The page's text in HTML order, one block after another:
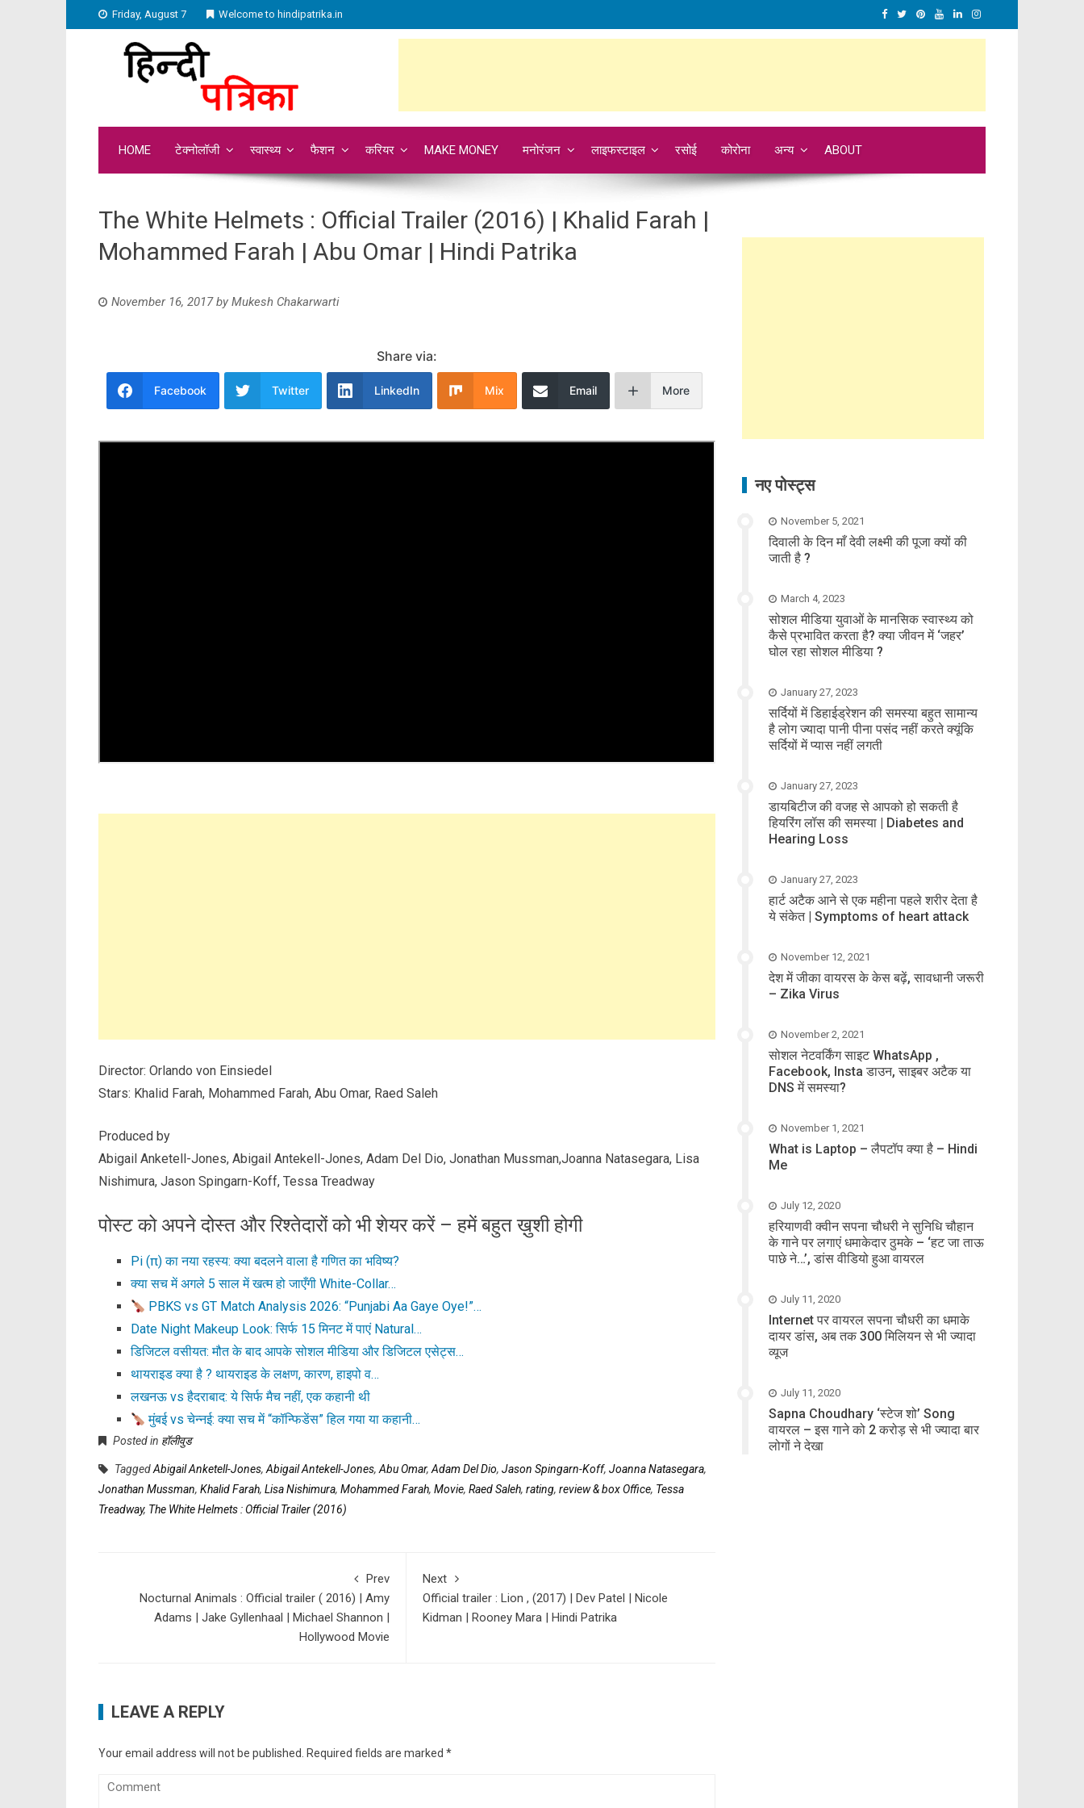
Friday, August 7 Welcome to hindipatrika.in
HOME टेक्नोलॉजी स्वास्थ्य फैशन करियर MAKE MONEY मनोरंजन लाइफस्टाइल रसोई कोरोना अन्य ABOUT
The White Helmets : Official Trailer (2016) | Khalid Farah |
Mohammed Farah | Abu Omar | Hindi Patrika
November 16, 2017by Mukesh Chakarwarti
Share via:
Facebook Twitter LinkedIn Mix Email More
Director: Orlando von Einsiedel
Stars: Khalid Farah, Mohammed Farah, Abu Omar, Raed Saleh
Produced by
Abigail Anketell-Jones, Abigail Antekell-Jones, Adam Del Dio, Jonathan Mussman,Joanna Natasegara, Lisa
Nishimura, Jason Spingarn-Koff, Tessa Treadway
पोस्ट को अपने दोस्त और रिश्तेदारों को भी शेयर करें – हमें बहुत ख़ुशी होगी
Pi (π) का नया रहस्य: क्या बदलने वाला है गणित का भविष्य?
क्या सच में अगले 5 साल में खत्म हो जाएँगी White-Collar…
PBKS vs GT Match Analysis 2026: “Punjabi Aa Gaye Oye!”…
Date Night Makeup Look: सिर्फ 15 मिनट में पाएं Natural…
डिजिटल वसीयत: मौत के बाद आपके सोशल मीडिया और डिजिटल एसेट्स…
थायराइड क्या है ? थायराइड के लक्षण, कारण, हाइपो व…
लखनऊ vs हैदराबाद: ये सिर्फ मैच नहीं, एक कहानी थी
मुंबई vs चेन्नई: क्या सच में “कॉन्फिडेंस” हिल गया या कहानी…
Posted in हॉलीवुड
TaggedAbigail Anketell-Jones, Abigail Antekell-Jones, Abu Omar, Adam Del Dio, Jason Spingarn-Koff, Joanna Natasegara,
Jonathan Mussman, Khalid Farah, Lisa Nishimura, Mohammed Farah, Movie, Raed Saleh, rating, review & box Office, Tessa
Treadway, The White Helmets : Official Trailer (2016)
Prev
Nocturnal Animals : Official trailer ( 2016) | Amy
Adams | Jake Gyllenhaal | Michael Shannon |
Hollywood Movie
Next
Official trailer : Lion , (2017) | Dev Patel | Nicole
Kidman | Rooney Mara | Hindi Patrika
LEAVE A REPLY
Your email address will not be published. Required fields are marked *
नए पोस्ट्स
November 5, 2021
दिवाली के दिन माँ देवी लक्ष्मी की पूजा क्यों की
जाती है ?
March 4, 2023
सोशल मीडिया युवाओं के मानसिक स्वास्थ्य को
कैसे प्रभावित करता है? क्या जीवन में ‘जहर’
घोल रहा सोशल मीडिया ?
January 27, 2023
सर्दियों में डिहाईड्रेशन की समस्या बहुत सामान्य
है लोग ज्यादा पानी पीना पसंद नहीं करते क्यूंकि
सर्दियों में प्यास नहीं लगती
January 27, 2023
डायबिटीज की वजह से आपको हो सकती है
हियरिंग लॉस की समस्या | Diabetes and
Hearing Loss
January 27, 2023
हार्ट अटैक आने से एक महीना पहले शरीर देता है
ये संकेत | Symptoms of heart attack
November 12, 2021
देश में जीका वायरस के केस बढ़ें, सावधानी जरूरी
– Zika Virus
November 2, 2021
सोशल नेटवर्किंग साइट WhatsApp ,
Facebook, Insta डाउन, साइबर अटैक या
DNS में समस्या?
November 1, 2021
What is Laptop – लैपटॉप क्या है – Hindi
Me
July 12, 2020
हरियाणवी क्वीन सपना चौधरी ने सुनिधि चौहान
के गाने पर लगाएं धमाकेदार ठुमके – ‘हट जा ताऊ
पाछे ने…’, डांस वीडियो हुआ वायरल
July 11, 2020
Internet पर वायरल सपना चौधरी का धमाके
दायर डांस, अब तक 300 मिलियन से भी ज्यादा
व्यूज
July 11, 2020
Sapna Choudhary ‘स्टेज शो’ Song
वायरल – इस गाने को 2 करोड़ से भी ज्यादा बार
लोगों ने देखा